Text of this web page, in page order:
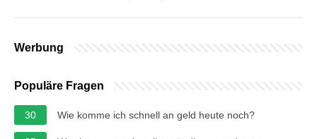
Werbung
Populäre Fragen
30 Wie komme ich schnell an geld heute noch?